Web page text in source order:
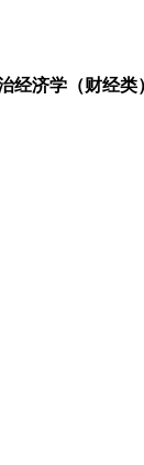
经济学（财经